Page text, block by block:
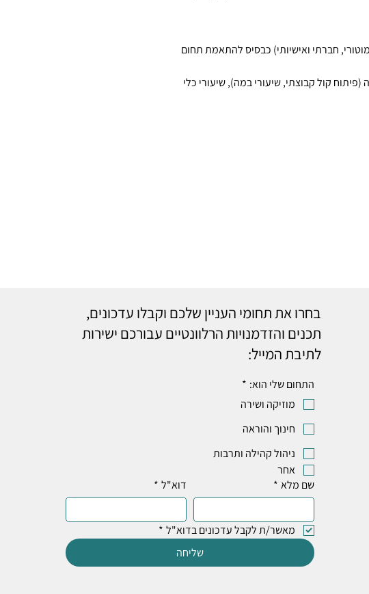
מוטורי, חברתי ואישיותי) כבסיס להתאמת תחום
קול קבוצתי, שיעורי במה), שיעורי כלי
בחרו את תחומי העניין שלכם וקבלו עדכונים,
תכנים והזדמנויות הרלוונטיים עבורכם ישירות
לתיבת המייל:
התחום שלי הוא: *
מוזיקה ושירה
חינוך והוראה
ניהול קהילה ותרבות
אחר
שם מלא * דוא"ל *
מאשר/ת לקבל עדכונים בדוא"ל *
שליחה